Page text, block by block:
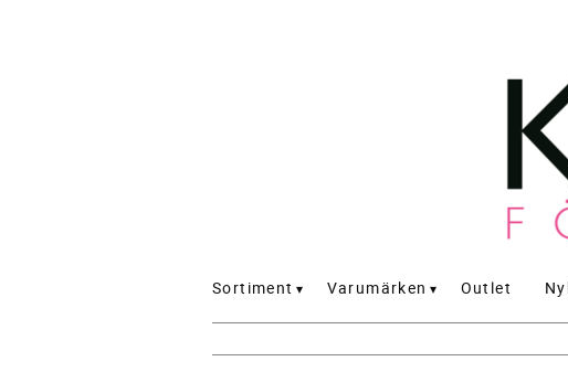
Sortiment Varumärken Outlet